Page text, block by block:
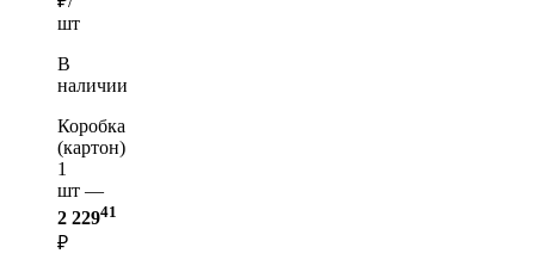
шт
В
наличии
Коробка
(картон)
1
шт —
2 22941
₽